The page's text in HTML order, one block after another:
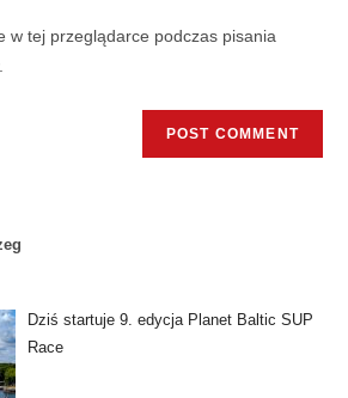
w tej przeglądarce podczas pisania
Dziś startuje 9. edycja Planet Baltic SUP
Race